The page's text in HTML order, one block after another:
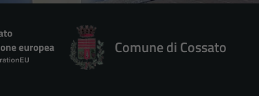
Comune di Cossato